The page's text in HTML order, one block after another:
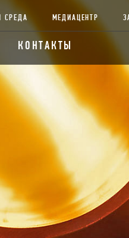
СРЕДА МЕДИАЦЕНТР
КОНТАКТЫ